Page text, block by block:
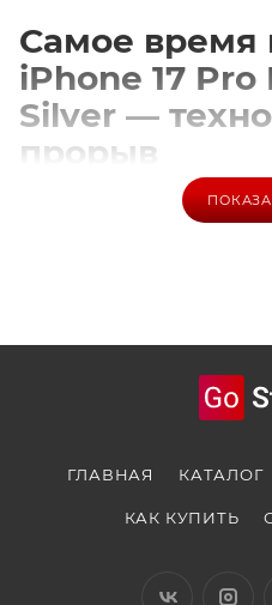
Самое время
iPhone 17 Pro
Silver —
прорыв
Новый телефон от Apple
Иммерсивный
Просто лучший дисплей
использования. Контент
ГЛАВНАЯ КАТАЛОГ
КАК КУПИТЬ